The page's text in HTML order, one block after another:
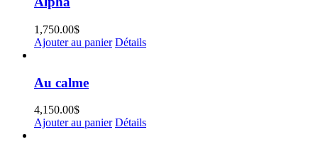
1,750.00$
Ajouter au panier Détails
Au calme
4,150.00$
Ajouter au panier Détails